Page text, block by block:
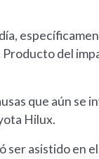
del
que aún se
Hilux.
asistido en